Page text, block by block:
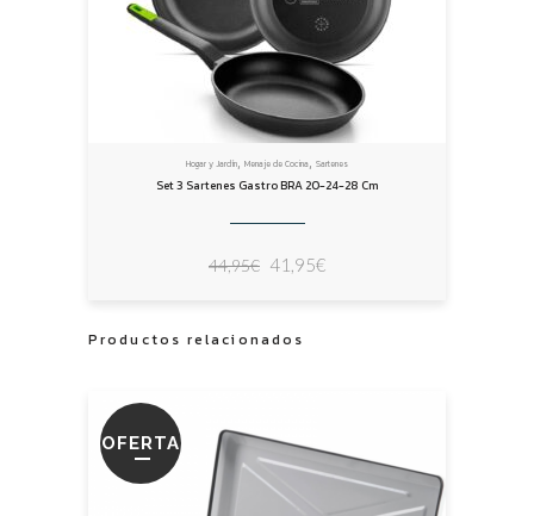
Hogar y Jardín, Menaje de Cocina, Sartenes
Set 3 Sartenes Gastro BRA 20-24-28 Cm
44,95€ El
original
41,95€El
Productos relacionados
OFERTA